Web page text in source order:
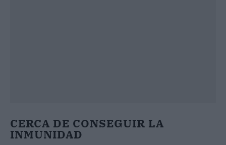
CERCA DE CONSEGUIR LA
INMUNIDAD